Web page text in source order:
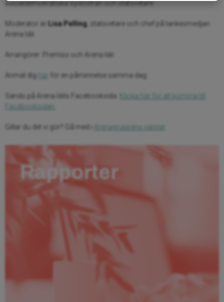
socialdemokratiska Sydöstran och statsvetare.
Moderator är Lisa Pelling, statsvetare och chef på tankesmedjan
Arena Idé.
Arrangörer: Premiss och Arena Idé.
Anmäl dig här för en påminnelse samma dag.
Sänds på Arena Idés Facebooksida.
Klicka här för att komma till
Facebooksidan.
Gillar du det vi gör? Gå med i Arenagruppens vänner
Rapporter